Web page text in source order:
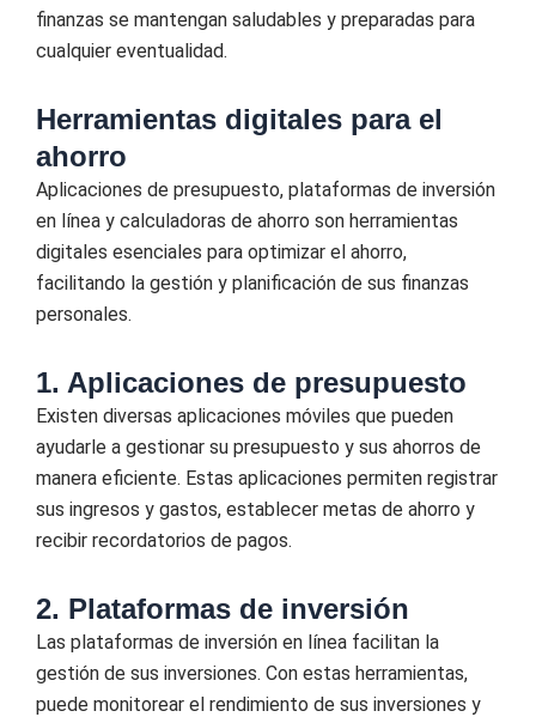
finanzas se mantengan saludables y preparadas para
cualquier eventualidad.
Herramientas digitales para el
ahorro
Aplicaciones de presupuesto, plataformas de inversión
en línea y calculadoras de ahorro son herramientas
digitales esenciales para optimizar el ahorro,
facilitando la gestión y planificación de sus finanzas
personales.
1. Aplicaciones de presupuesto
Existen diversas aplicaciones móviles que pueden
ayudarle a gestionar su presupuesto y sus ahorros de
manera eficiente. Estas aplicaciones permiten registrar
sus ingresos y gastos, establecer metas de ahorro y
recibir recordatorios de pagos.
2. Plataformas de inversión
Las plataformas de inversión en línea facilitan la
gestión de sus inversiones. Con estas herramientas,
puede monitorear el rendimiento de sus inversiones y